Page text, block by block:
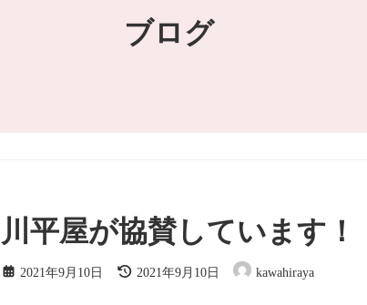
ブログ
川平屋が協賛しています！
2021年9月10日
最
2021年9月10日 kawahiraya